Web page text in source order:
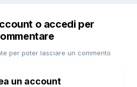
o accedi per
per poter lasciare un commento
un account